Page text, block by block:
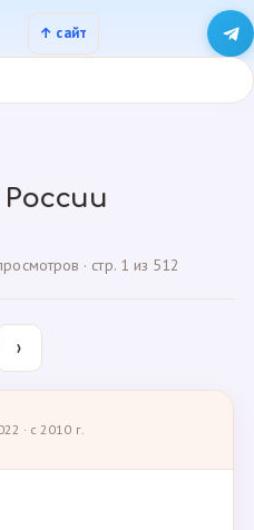
· стр. 1 из 512
›
· с 2010 г.